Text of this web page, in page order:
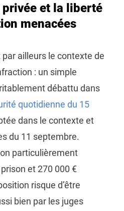
et la liberté
menacées
par ailleurs le contexte de
: un simple
débattu dans
quotidienne du 15
dans le contexte et
du 11 septembre.
particulièrement
et 270 000 €
risque d’être
bien par les juges